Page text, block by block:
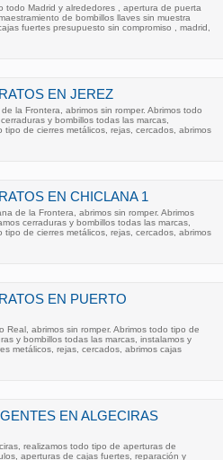
todo Madrid y alrededores , apertura de puerta
de bombillos llaves sin muestra
fuertes presupuesto sin compromiso , madrid,
EN JEREZ
la Frontera, abrimos sin romper. Abrimos todo
y bombillos todas las marcas,
tipo de cierres metálicos, rejas, cercados, abrimos
EN CHICLANA 1
de la Frontera, abrimos sin romper. Abrimos
cerraduras y bombillos todas las marcas,
tipo de cierres metálicos, rejas, cercados, abrimos
EN PUERTO
Real, abrimos sin romper. Abrimos todo tipo de
y bombillos todas las marcas, instalamos y
metálicos, rejas, cercados, abrimos cajas
EN ALGECIRAS
realizamos todo tipo de aperturas de
aperturas de cajas fuertes, reparación y